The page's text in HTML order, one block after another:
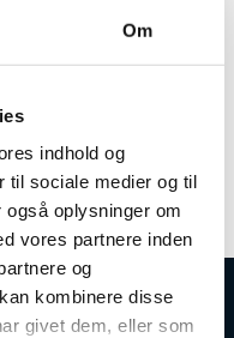
Om
indhold og
til sociale medier og til
oplysninger om
vores partnere inden
og
kombinere disse
givet dem, eller som
mobiltelefonnr. (skal
ikke Skype eller
Statistik skal